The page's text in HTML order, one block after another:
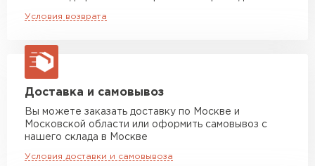
Вы можете выбрать оттенок стальной
вашей крыши.
макс. длина груза 13,5 м
Манипулятор до 5 тн
макс. длина груза 6 м
Манипулятор до 10 тн
макс. длина груза 8 м
Манипулятор до 20 тн
Условия возврата
Доставка и самовывоз
Вы можете заказать доставку по Москве и
Московской области или оформить самовывоз с
нашего склада в Москве
Условия доставки и самовывоза